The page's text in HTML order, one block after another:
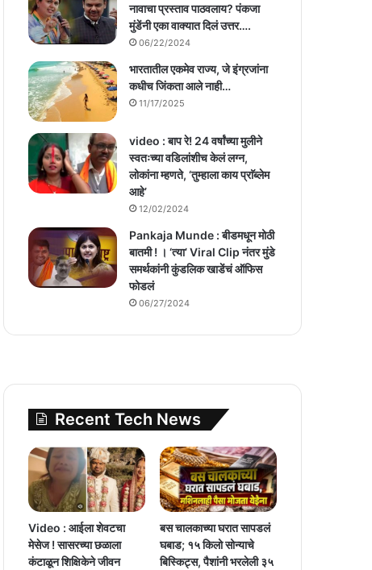
नावाचा प्रस्ताव पाठवलाय? पंकजा
मुंडेंनी एका वाक्यात दिलं उत्तर….
06/22/2024
भारतातील एकमेव राज्य, जे इंग्रजांना
कधीच जिंकता आले नाही…
11/17/2025
video : बाप रे! 24 वर्षांच्या मुलीने
स्वतःच्या वडिलांशीच केलं लग्न,
लोकांना म्हणते, ‘तुम्हाला काय प्राॅब्लेम
आहे’
12/02/2024
Pankaja Munde : बीडमधून मोठी
बातमी ! । ‘त्या’ Viral Clip नंतर मुंडे
समर्थकांनी कुंडलिक खाडेंचं ऑफिस
फोडलं
06/27/2024
Recent Tech News
Video : आईला शेवटचा
मेसेज ! सासरच्या छळाला
कंटाळून शिक्षिकेने जीवन
बस चालकाच्या घरात सापडलं
घबाड; १५ किलो सोन्याचे
बिस्किट्स, पैशांनी भरलेली ३५